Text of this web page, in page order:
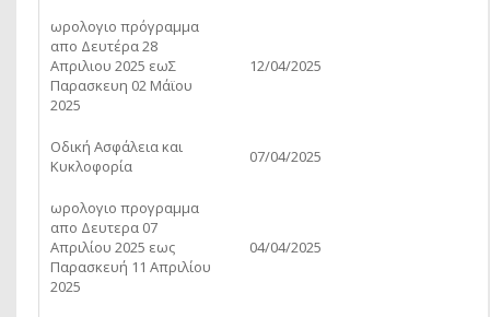
ωρολογιο πρόγραμμα
απο Δευτέρα 28
Απριλιου 2025 εωΣ
Παρασκευη 02 Μάϊου
2025
12/04/2025
Οδική Ασφάλεια και
Κυκλοφορία
07/04/2025
ωρολογιο προγραμμα
απο Δευτερα 07
Απριλίου 2025 εως
Παρασκευή 11 Απριλίου
2025
04/04/2025